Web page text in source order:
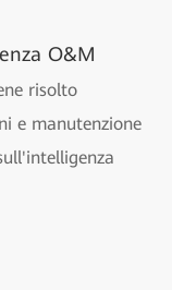
O&M
risolto
e manutenzione